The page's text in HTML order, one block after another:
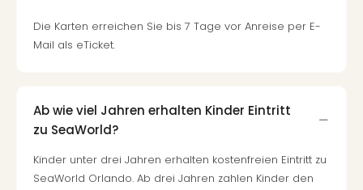
Die Karten erreichen Sie bis 7 Tage vor Anreise per E-
Mail als eTicket.
Ab wie viel Jahren erhalten Kinder Eintritt
zu SeaWorld?
Kinder unter drei Jahren erhalten kostenfreien Eintritt zu
SeaWorld Orlando. Ab drei Jahren zahlen Kinder den